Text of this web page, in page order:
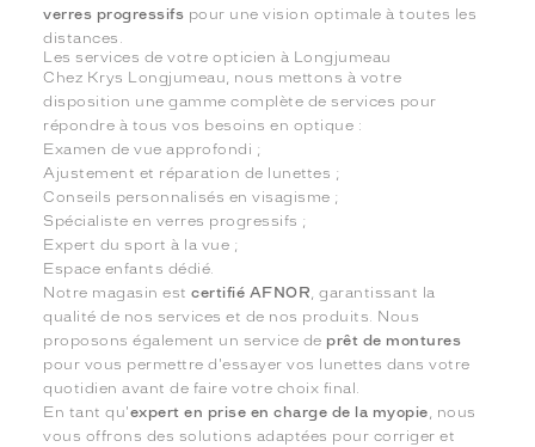
verres progressifs pour une vision optimale à toutes les
distances.
Les services de votre opticien à Longjumeau
Chez Krys Longjumeau, nous mettons à votre
disposition une gamme complète de services pour
répondre à tous vos besoins en optique :
Examen de vue approfondi ;
Ajustement et réparation de lunettes ;
Conseils personnalisés en visagisme ;
Spécialiste en verres progressifs ;
Expert du sport à la vue ;
Espace enfants dédié.
Notre magasin estcertifié AFNOR , garantissant la
qualité de nos services et de nos produits. Nous
proposons également un service de prêt de montures
pour vous permettre d'essayer vos lunettes dans votre
quotidien avant de faire votre choix final.
En tant qu'expert en prise en charge de la myopie , nous
vous offrons des solutions adaptées pour corriger et